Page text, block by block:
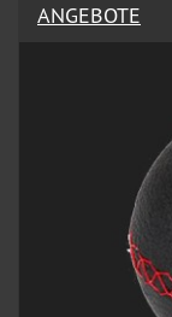
ANGEBOTE